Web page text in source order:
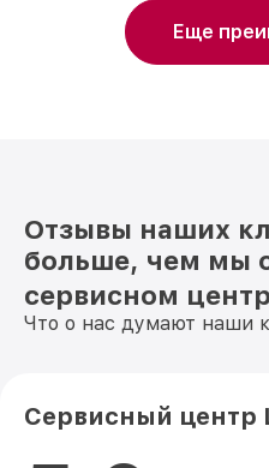
Еще
Отзывы наших
больше, чем мы
сервисном
Что о нас думают наши
Сервисный центр